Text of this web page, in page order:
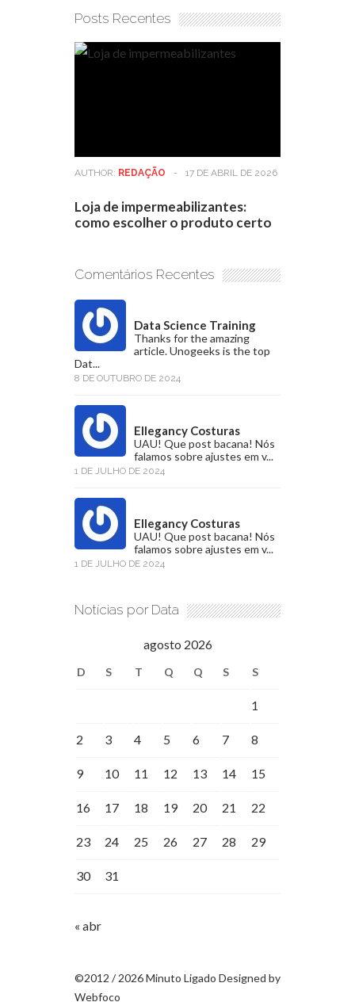
Posts Recentes
AUTHOR: REDAÇÃO - 17 DE ABRIL DE 2026
Loja de impermeabilizantes:
como escolher o produto certo
Comentários Recentes
Data Science Training
Thanks for the amazing
article. Unogeeks is the top
Dat...
8 DE OUTUBRO DE 2024
Ellegancy Costuras
UAU! Que post bacana! Nós
falamos sobre ajustes em v...
1 DE JULHO DE 2024
Ellegancy Costuras
UAU! Que post bacana! Nós
falamos sobre ajustes em v...
1 DE JULHO DE 2024
Notícias por Data
agosto 2026
D S T Q Q S S
1
2 3 4 5 6 7 8
9 10 11 12 13 14 15
16 17 18 19 20 21 22
23 24 25 26 27 28 29
30 31
« abr
©2012 / 2026 Minuto Ligado Designed by
Webfoco